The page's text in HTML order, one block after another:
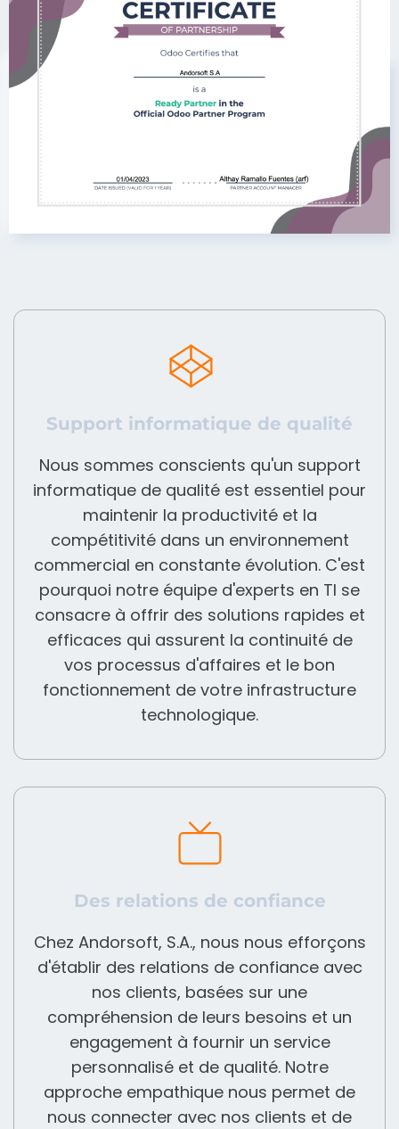
Support informatique de qualité
Nous sommes conscients qu'un support
informatique de qualité est essentiel pour
maintenir la productivité et la
compétitivité dans un environnement
commercial en constante évolution. C'est
pourquoi notre équipe d'experts en TI se
consacre à offrir des solutions rapides et
efficaces qui assurent la continuité de
vos processus d'affaires et le bon
fonctionnement de votre infrastructure
technologique.
Des relations de confiance
Chez Andorsoft, S.A., nous nous efforçons
d'établir des relations de confiance avec
nos clients, basées sur une
compréhension de leurs besoins et un
engagement à fournir un service
personnalisé et de qualité. Notre
approche empathique nous permet de
nous connecter avec nos clients et de